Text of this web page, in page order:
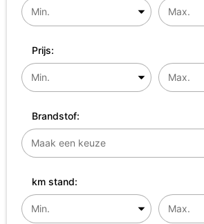
Prijs:
Brandstof:
km stand: